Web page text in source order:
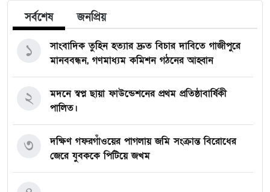
সর্বশেষ জনপ্রিয়
সাংবাদিক তুহিন হত্যার দ্রুত বিচার দাবিতে গাজীপুরে
মানববন্ধন, গণমাধ্যম কমিশন গঠনের আহ্বান
১
মদনে স্বপ্ন ছায়া ফাউন্ডেশনের প্রথম প্রতিষ্ঠাবার্ষিকী
পালিত।
২
দক্ষিণ গফরগাঁওয়ের পাগলায় জমি সংক্রান্ত বিরোধের
জেরে যুবককে পিটিয়ে জখম
৩